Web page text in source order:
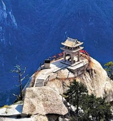
& Ăn trưa tại nhà hàng
đoàn khởi hành về Tây An -
gọi là Đại Yến được xây
bản dịch kinh Phật của
được thiết kế hình nón
phố Tây An. Mặt trước
phun nước lớn và nhiều